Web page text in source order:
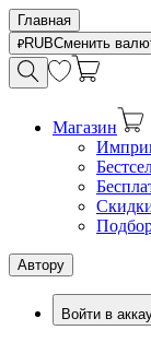
Главная
RUBСменить
Магазин
Автору
Войти в